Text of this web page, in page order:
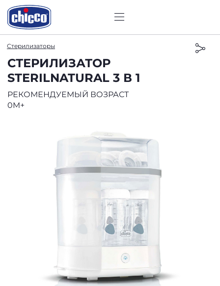
Стерилизаторы
СТЕРИЛИЗАТОР
STERILNATURAL 3 В 1
РЕКОМЕНДУЕМЫЙ ВОЗРАСТ
0M+